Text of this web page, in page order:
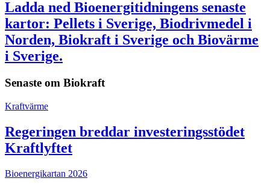
Ladda ned Bioenergitidningens senaste
kartor: Pellets i Sverige, Biodrivmedel i
Norden, Biokraft i Sverige och Biovärme
i Sverige.
Senaste om Biokraft
Kraftvärme
Regeringen breddar investeringsstödet
Kraftlyftet
Bioenergikartan 2026